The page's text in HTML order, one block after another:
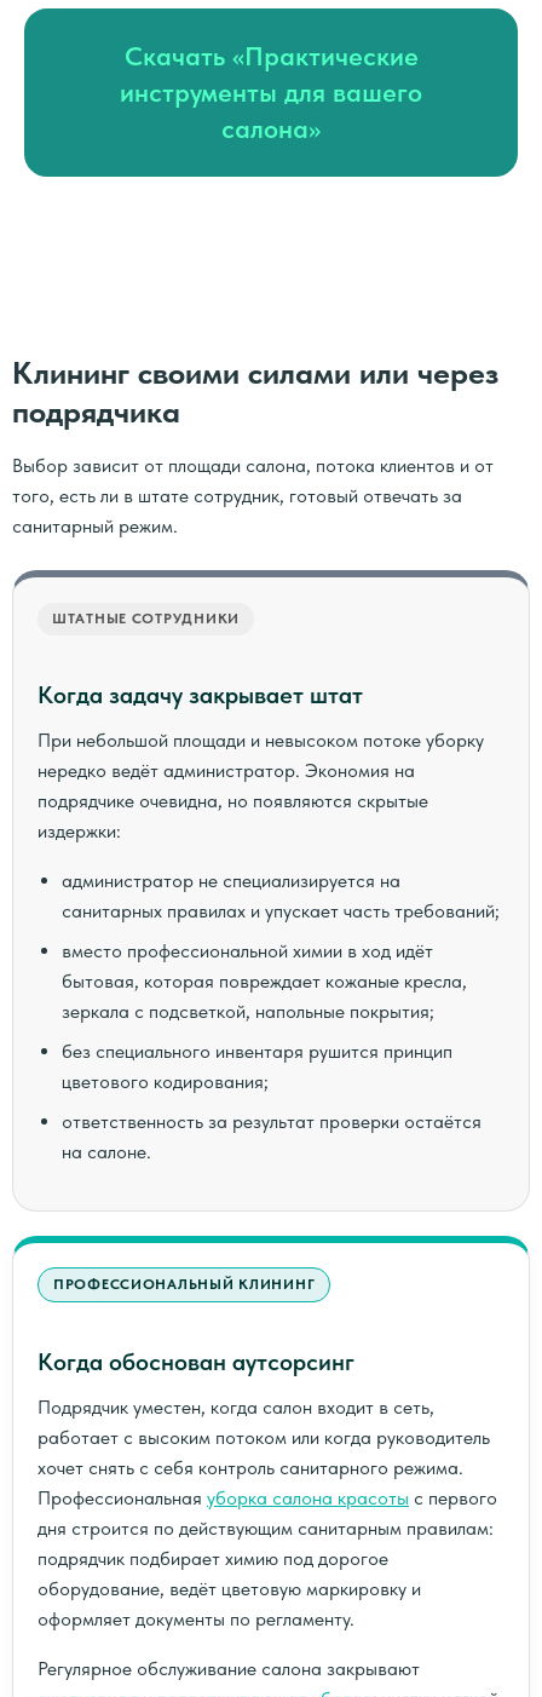
Скачать «Практические
инструменты для вашего
салона»
Клининг своими силами или через
подрядчика
Выбор зависит от площади салона, потока клиентов и от
того, есть ли в штате сотрудник, готовый отвечать за
санитарный режим.
ШТАТНЫЕ СОТРУДНИКИ
Когда задачу закрывает штат
При небольшой площади и невысоком потоке уборку
нередко ведёт администратор. Экономия на
подрядчике очевидна, но появляются скрытые
издержки:
администратор не специализируется на
санитарных правилах и упускает часть требований;
вместо профессиональной химии в ход идёт
бытовая, которая повреждает кожаные кресла,
зеркала с подсветкой, напольные покрытия;
без специального инвентаря рушится принцип
цветового кодирования;
ответственность за результат проверки остаётся
на салоне.
ПРОФЕССИОНАЛЬНЫЙ КЛИНИНГ
Когда обоснован аутсорсинг
Подрядчик уместен, когда салон входит в сеть,
работает с высоким потоком или когда руководитель
хочет снять с себя контроль санитарного режима.
Профессиональная уборка салона красоты с первого
дня строится по действующим санитарным правилам:
подрядчик подбирает химию под дорогое
оборудование, ведёт цветовую маркировку и
оформляет документы по регламенту.
Регулярное обслуживание салона закрывают